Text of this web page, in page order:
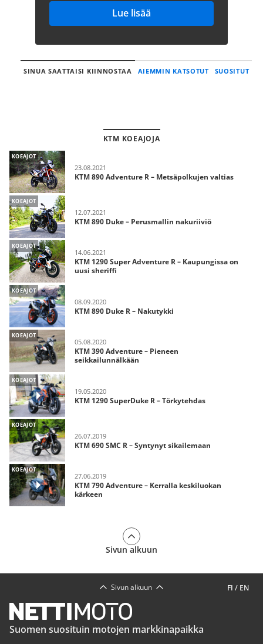
Lue lisää
SINUA SAATTAISI KIINNOSTAA AIEMMIN KATSOTUT SUOSITUT
KTM KOEAJOJA
KOEAJOT
23.08.2021
KTM 890 Adventure R – Metsäpolkujen valtias
KOEAJOT
12.07.2021
KTM 890 Duke – Perusmallin nakuriiviö
KOEAJOT
14.06.2021
KTM 1290 Super Adventure R – Kaupungissa on
uusi sheriffi
KOEAJOT
08.09.2020
KTM 890 Duke R – Nakutykki
KOEAJOT
05.08.2020
KTM 390 Adventure – Pieneen
seikkailunnälkään
KOEAJOT
19.05.2020
KTM 1290 SuperDuke R – Törkytehdas
KOEAJOT
26.07.2019
KTM 690 SMC R – Syntynyt sikailemaan
KOEAJOT
27.06.2019
KTM 790 Adventure – Kerralla keskiluokan
kärkeen
Sivun alkuun
FI / EN
Sivun alkuun
Suomen suosituin motojen markkinapaikka